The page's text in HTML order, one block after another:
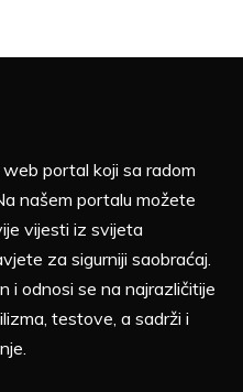
portal koji sa radom
našem portalu možete
vijesti iz svijeta
za sigurniji saobraćaj.
i odnosi se na najrazličitije
testove, a sadrži i